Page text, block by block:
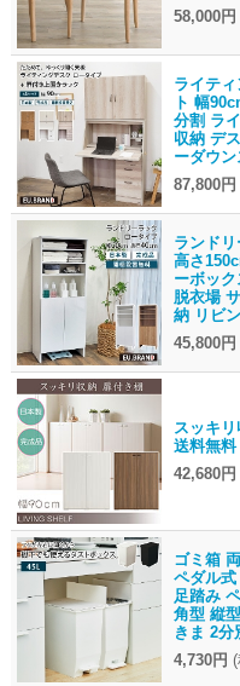
58,000円
ライテ
ト 幅
分割 ラ
収納 デ
ーダウ
87,800円
ランド
高さ
ーボッ
脱衣場
納 リビ
45,800円
スッキ
送料無料
42,680円
ゴミ箱
ペダル
足踏み
角型 縦
きま 2分
4,730円